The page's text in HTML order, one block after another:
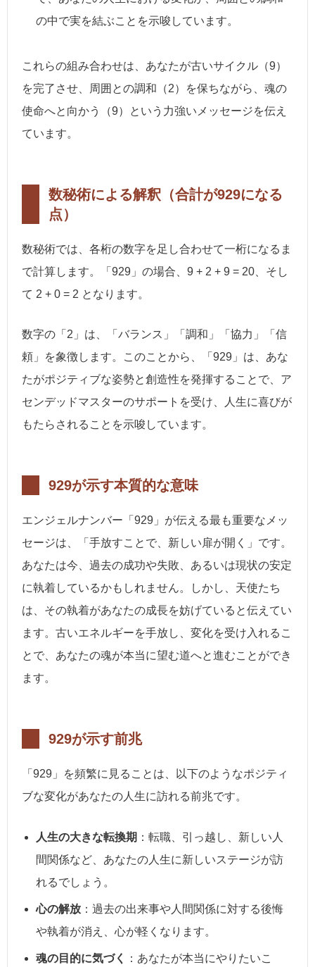
の中で実を結ぶことを示唆しています。
これらの組み合わせは、あなたが古いサイクル（9）
を完了させ、周囲との調和（2）を保ちながら、魂の
使命へと向かう（9）という力強いメッセージを伝え
ています。
数秘術による解釈（合計が929になる
点）
数秘術では、各桁の数字を足し合わせて一桁になるま
で計算します。「929」の場合、9 + 2 + 9 = 20、そし
て 2 + 0 = 2 となります。
数字の「2」は、「バランス」「調和」「協力」「信
頼」を象徴します。このことから、「929」は、あな
たがポジティブな姿勢と創造性を発揮することで、ア
センデッドマスターのサポートを受け、人生に喜びが
もたらされることを示唆しています。
929が示す本質的な意味
エンジェルナンバー「929」が伝える最も重要なメッ
セージは、「手放すことで、新しい扉が開く」です。
あなたは今、過去の成功や失敗、あるいは現状の安定
に執着しているかもしれません。しかし、天使たち
は、その執着があなたの成長を妨げていると伝えてい
ます。古いエネルギーを手放し、変化を受け入れるこ
とで、あなたの魂が本当に望む道へと進むことができ
ます。
929が示す前兆
「929」を頻繁に見ることは、以下のようなポジティ
ブな変化があなたの人生に訪れる前兆です。
人生の大きな転換期 ：転職、引っ越し、新しい人
間関係など、あなたの人生に新しいステージが訪
れるでしょう。
心の解放 ：過去の出来事や人間関係に対する後悔
や執着が消え、心が軽くなります。
魂の目的に気づく
：あなたが本当にやりたいこ